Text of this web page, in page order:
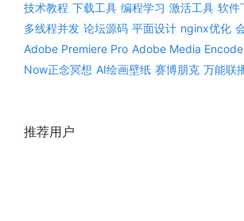
技术教程 下载工具 编程学习 激活工具 软件
多线程并发 论坛源码 平面设计 nginx优化
Adobe Premiere Pro Adobe Media
Now正念冥想 AI绘画壁纸 赛博朋克 万能联
推荐用户